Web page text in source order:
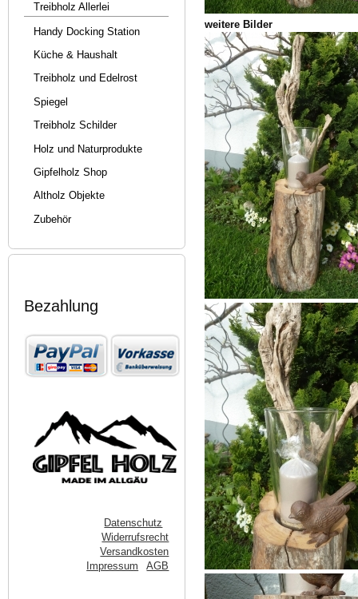
Treibholz Allerlei
Handy Docking Station
Küche & Haushalt
Treibholz und Edelrost
Spiegel
Treibholz Schilder
Holz und Naturprodukte
Gipfelholz Shop
Altholz Objekte
Zubehör
Bezahlung
Datenschutz
Widerrufsrecht
Versandkosten
Impressum
AGB
weitere Bilder